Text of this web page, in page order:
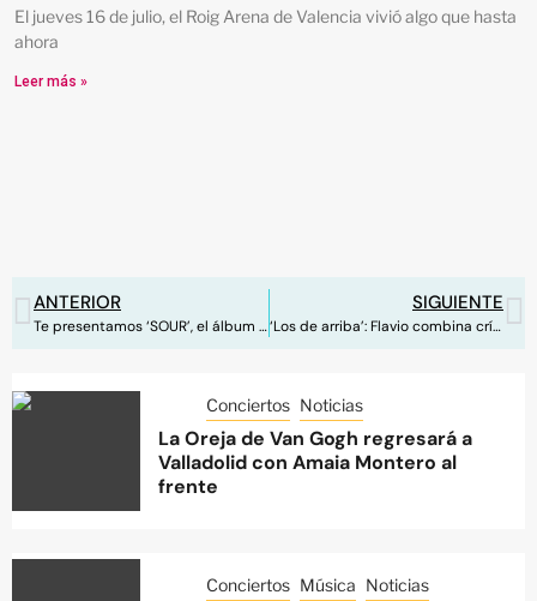
El jueves 16 de julio, el Roig Arena de Valencia vivió algo que hasta
ahora
Leer más »
ANTERIOR
Te presentamos ‘SOUR’, el álbum debut de Olivia Rodrigo
SIGUIENTE
‘Los de arriba’: Flavio combina crítica social con una letra más divertida
Conciertos Noticias
La Oreja de Van Gogh regresará a
Valladolid con Amaia Montero al
frente
Conciertos Música Noticias